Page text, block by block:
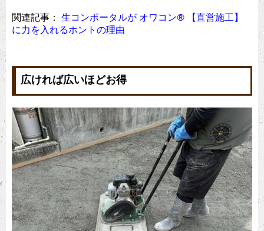
関連記事： 生コンポータルが オワコン®︎ 【直営施工】
に力を入れるホントの理由
広ければ広いほどお得